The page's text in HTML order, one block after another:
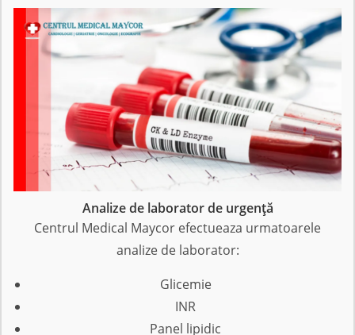
Analize de laborator de urgență
Centrul Medical Maycor efectueaza urmatoarele
analize de laborator:
Glicemie
INR
Panel lipidic